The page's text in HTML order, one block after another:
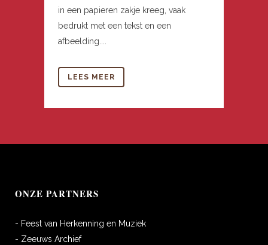
in een papieren zakje kreeg, vaak
bedrukt met een tekst en een
afbeelding....
LEES MEER
ONZE PARTNERS
- Feest van Herkenning en Muziek
- Zeeuws Archief